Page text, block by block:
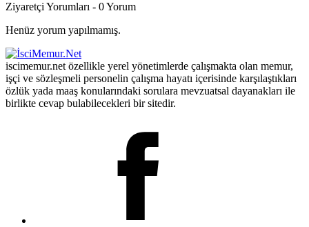
Ziyaretçi Yorumları - 0 Yorum
Henüz yorum yapılmamış.
iscimemur.net özellikle yerel yönetimlerde çalışmakta olan memur,
işçi ve sözleşmeli personelin çalışma hayatı içerisinde karşılaştıkları
özlük yada maaş konularındaki sorulara mevzuatsal dayanakları ile
birlikte cevap bulabilecekleri bir sitedir.